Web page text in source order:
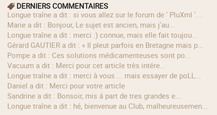
DERNIERS COMMENTAIRES
longue traîne a dit : si vous allez sur le forum de ' PluXml '...
Marie a dit : Bonjour, Le sujet est ancien, mais j'au...
longue traîne a dit : merci :) connue, mais elle fait toujou...
Gérard GAUTIER a dit : « Il pleut parfois en Bretagne mais p...
Pompe a dit : Ces solutions médicamenteuses sont po...
Vacuum a dit : Merci pour cet article très intére...
longue traîne a dit : merci à vous ... mais essayer de poLL...
Daniel a dit : Merci pour votre article
Sandrine a dit : Bonsoir, mis á part de tres grandes e...
longue traîne a dit : hé, bienvenue au Club, malheureusemen...